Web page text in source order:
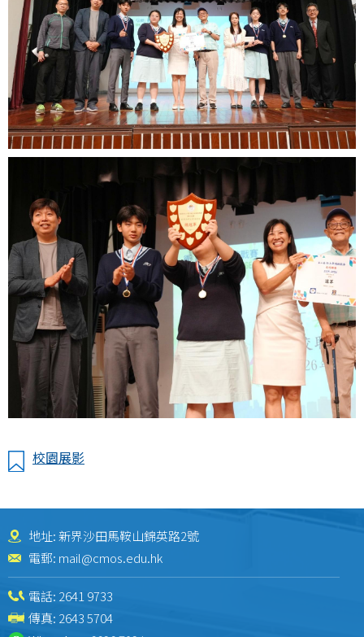
校園展影
地址: 新界沙田馬鞍山錦英路2號
電郵: mail@cmos.edu.hk
電話: 2641 9733
傳真: 2643 5704